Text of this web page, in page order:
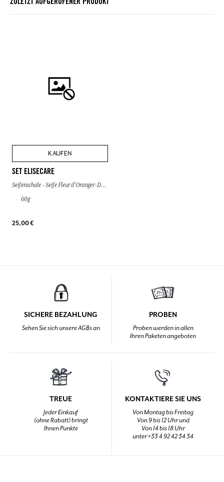
ZULETZT AUFGERUFENER PRODUKT
KAUFEN
SET ELISECARE
Seifenschale - Seife Fleur d'Oranger-Duft
60g
25,00 €
SICHERE BEZAHLUNG
Sehen Sie sich unsere AGBs an
PROBEN
Proben werden in allen
Ihren Paketen angeboten
TREUE
Jeder Einkauf
(ohne Rabatt) bringt
Ihnen Punkte
KONTAKTIERE SIE UNS
Von Montag bis Freitag
Von 9 bis 12 Uhr und
Von 14 bis 18 Uhr
unter +33 4 92 42 34 34